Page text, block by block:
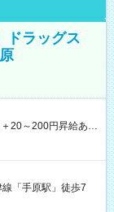
ドラッグス
20～200円昇給あり
間】試
「手原駅」徒歩7